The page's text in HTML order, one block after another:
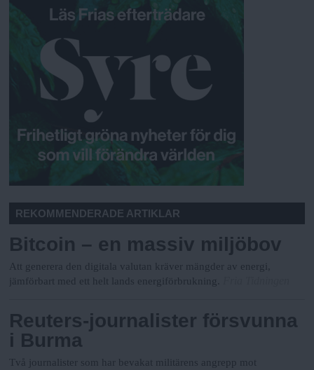
REKOMMENDERADE ARTIKLAR
Bitcoin – en massiv miljöbov
Att generera den digitala valutan kräver mängder av energi,
jämförbart med ett helt lands energiförbrukning.
Reuters-journalister försvunna
i Burma
Två journalister som har bevakat militärens angrepp mot